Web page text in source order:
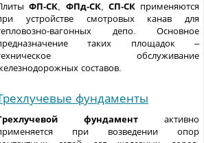
ФП-СК ФПд-СК, СП-СКприменяются
устройстве смотровых канав для
вагонных депо. Основное
таких площадок –
обслуживание
составов.
фундаменты
фундамент активно
при возведении опор